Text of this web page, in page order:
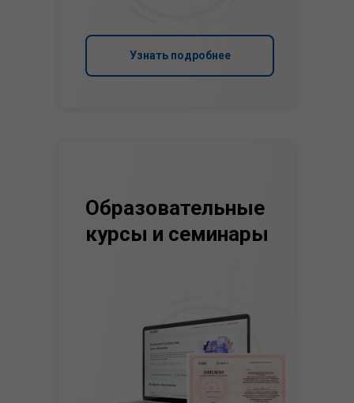
Узнать подробнее
Образовательные
курсы и семинары